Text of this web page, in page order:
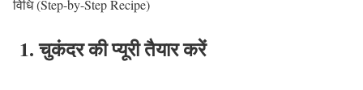
विधि (Step-by-Step Recipe)
1. चुकंदर की प्यूरी तैयार करें